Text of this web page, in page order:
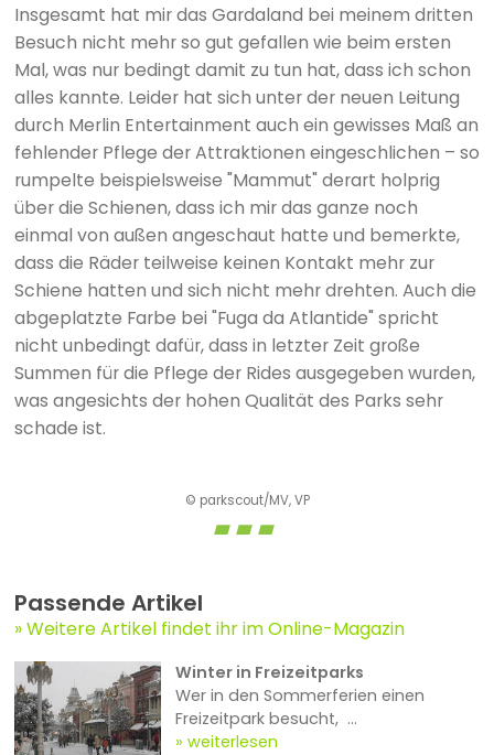
Insgesamt hat mir das Gardaland bei meinem dritten
Besuch nicht mehr so gut gefallen wie beim ersten
Mal, was nur bedingt damit zu tun hat, dass ich schon
alles kannte. Leider hat sich unter der neuen Leitung
durch Merlin Entertainment auch ein gewisses Maß an
fehlender Pflege der Attraktionen eingeschlichen – so
rumpelte beispielsweise "Mammut" derart holprig
über die Schienen, dass ich mir das ganze noch
einmal von außen angeschaut hatte und bemerkte,
dass die Räder teilweise keinen Kontakt mehr zur
Schiene hatten und sich nicht mehr drehten. Auch die
abgeplatzte Farbe bei "Fuga da Atlantide" spricht
nicht unbedingt dafür, dass in letzter Zeit große
Summen für die Pflege der Rides ausgegeben wurden,
was angesichts der hohen Qualität des Parks sehr
schade ist.
© parkscout/MV, VP
Passende Artikel
Weitere Artikel findet ihr im Online-Magazin
Winter in Freizeitparks
Wer in den Sommerferien einen
Freizeitpark besucht, ...
weiterlesen